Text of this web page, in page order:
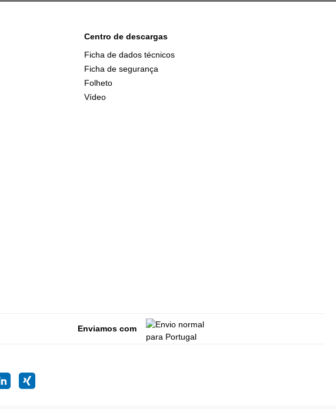
Centro de descargas
Ficha de dados técnicos
Ficha de segurança
Folheto
Vídeo
Enviamos com